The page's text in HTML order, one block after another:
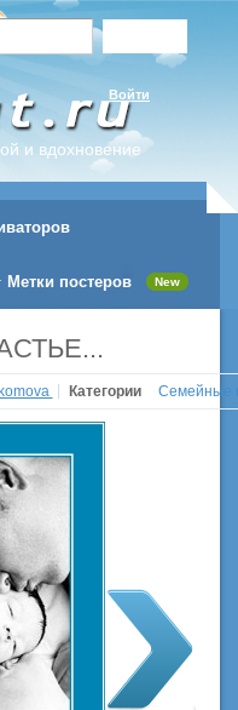
и вдохновение
Войти
Метки постеров New
komova Категории Семейные